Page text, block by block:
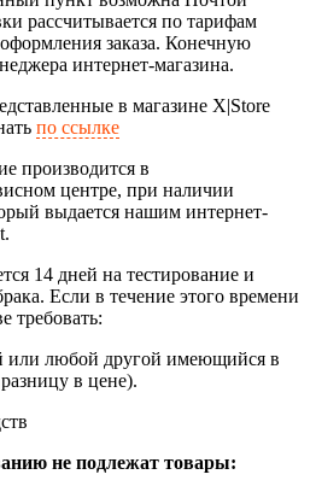
рассчитывается по тарифам
заказа. Конечную
интернет-магазина.
в магазине X|Store
по ссылке
производится в
центре, при наличии
выдается нашим интернет-
14 дней на тестирование и
Если в течение этого времени
требовать:
или любой другой имеющийся в
в цене).
не подлежат товары: